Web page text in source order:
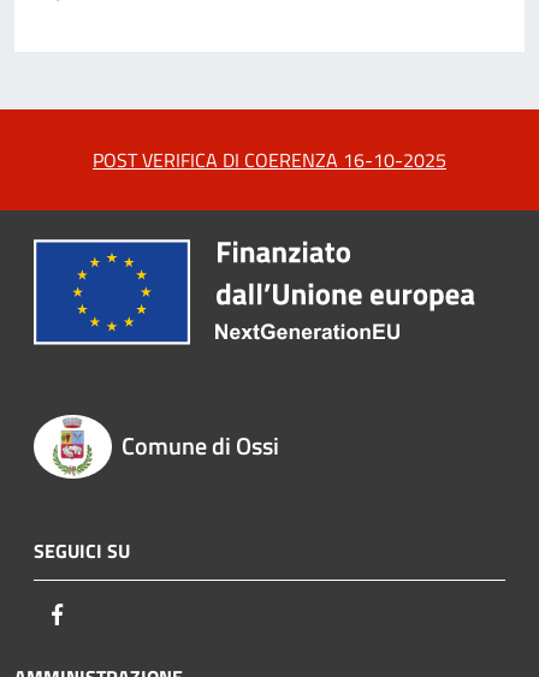
POST VERIFICA DI COERENZA 16-10-2025
Comune di Ossi
SEGUICI SU